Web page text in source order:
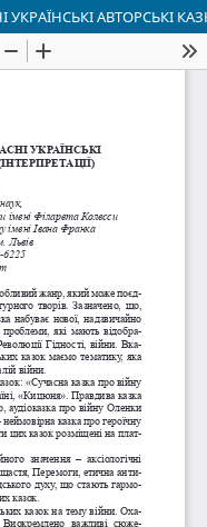
АВТОРСЬКІ